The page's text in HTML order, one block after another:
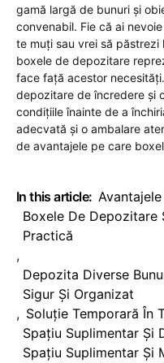
gamă largă de bunuri și
convenabil. Fie că ai
te muți sau vrei să păstrezi
boxele de depozitare
face față acestor
depozitare de încredere și
condițiile înainte de a
adecvată și o ambalare
de avantajele pe care
In this article:
Boxele De Depozitare
Practică
,
Depozita Diverse
Sigur Și Organizat
, Soluție Temporară În
Spațiu Suplimentar Și
Spațiu Suplimentar Și